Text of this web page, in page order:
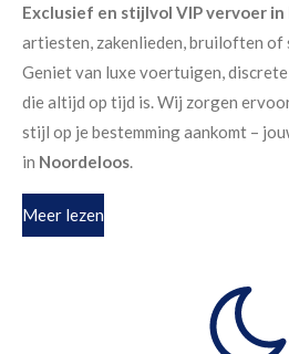
Exclusief en stijlvol VIP vervoer
artiesten, zakenlieden, bruiloften of
Geniet van luxe voertuigen,
die altijd op tijd is. Wij zorgen
stijl op je bestemming aankomt –
in Noordeloos
Meer lezen